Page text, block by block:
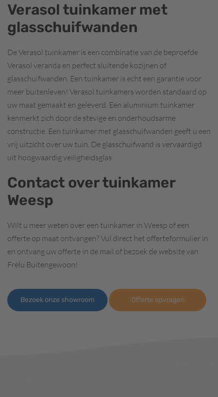
Verasol tuinkamer met
glasschuifwanden
De Verasol tuinkamer is een combinatie van de beproefde
Verasol veranda en perfect sluitende kozijnen of
glasschuifwanden. Een tuinkamer is echt een garantie voor
meer buitenleven! Verasol tuinkamers worden standaard op
uw maat gemaakt en geleverd. Een aluminium tuinkamer
kenmerkt zich door de stevige en onderhoudsarme
constructie. Een tuinkamer met glasschuifwanden geeft u een
vrij uitzicht over uw tuin. De glasschuifwand is vervaardigd
uit hoogwaardig veiligheidsglas.
Contact over tuinkamer
Weesp
Wilt u meer weten over een tuinkamer in Weesp of een
offerte op maat ontvangen? Vul direct het offerteformulier in
en ontvang uw offerte in de mail of bezoek de website van
Frelu Buitengewoon!
Bezoek onze showroom Offerte opvragen